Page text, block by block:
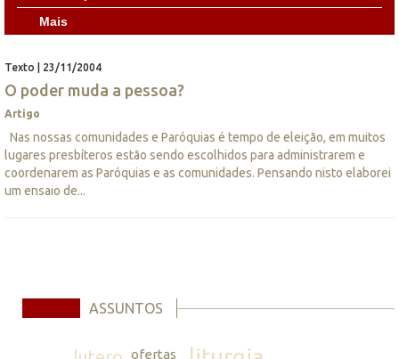
Mais
Texto | 23/11/2004
O poder muda a pessoa?
Artigo
Nas nossas comunidades e Paróquias é tempo de eleição, em muitos
lugares presbíteros estão sendo escolhidos para administrarem e
coordenarem as Paróquias e as comunidades. Pensando nisto elaborei
um ensaio de...
ASSUNTOS
ofertas